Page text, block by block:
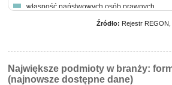
własność państwowych osób prawnych
własność mieszana między sektorami z
własności sektora publicznego i
Źródło: Rejestr REGON,
Największe podmioty w branży:
(najnowsze dostępne dane)